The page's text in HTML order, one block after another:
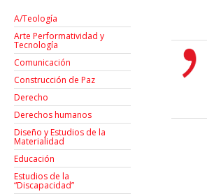
A/Teología
Arte Performatividad y
Tecnología
Comunicación
Construcción de Paz
Derecho
Derechos humanos
Diseño y Estudios de la
Materialidad
Educación
Estudios de la
“Discapacidad”